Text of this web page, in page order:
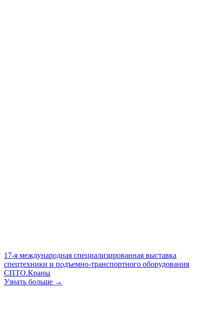
17-я международная специализированная выставка
спецтехники и подъемно-транспортного оборудования
СПТО.Краны
Узнать больше →